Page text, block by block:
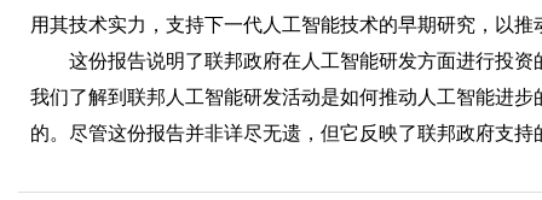
用其技术实力，支持下一代人工智能技术的早期研究，以
这份报告说明了联邦政府在人工智能研发方面进行投资
我们了解到联邦人工智能研发活动是如何推动人工智能进
的。尽管这份报告并非详尽无遗，但它反映了联邦政府支